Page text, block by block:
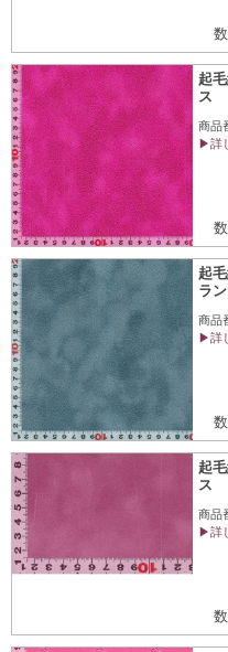
起
ス
商品
▶詳
起
ラ
商品
▶詳
起
ス
商品
▶詳